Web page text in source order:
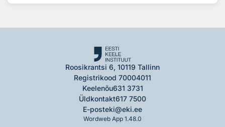
Roosikrantsi 6, 10119 Tallinn
Registrikood 70004011
Keelenõu631 3731
Üldkontakt617 7500
E-posteki@eki.ee
Wordweb App 1.48.0